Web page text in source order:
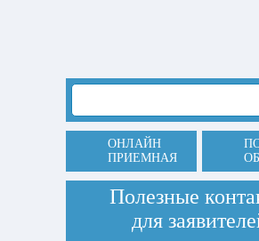
ОНЛАЙН
ПРИЕМНАЯ
Полезные
для